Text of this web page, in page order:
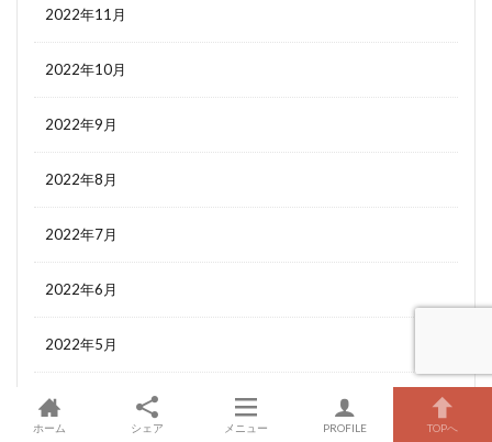
2022年11月
2022年10月
2022年9月
2022年8月
2022年7月
2022年6月
2022年5月
2022年4月
ホーム シェア メニュー PROFILE TOPへ